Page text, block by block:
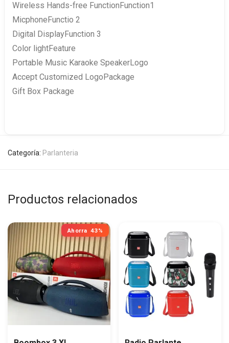
Wireless Hands-free FunctionFunction1
MicphoneFunctio 2
Digital DisplayFunction 3
Color lightFeature
Portable Music Karaoke SpeakerLogo
Accept Customized LogoPackage
Gift Box Package
Categoría: Parlanteria
Productos relacionados
Ahorra 43%